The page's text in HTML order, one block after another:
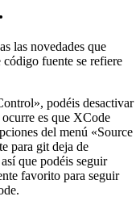
las novedades que
fuente se refiere
podéis desactivar
es que XCode
del menú «Source
para git deja de
que podéis seguir
favorito para seguir